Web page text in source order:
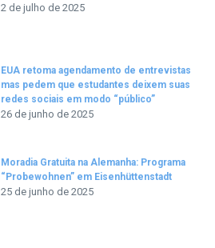
2 de julho de 2025
EUA retoma agendamento de entrevistas
mas pedem que estudantes deixem suas
redes sociais em modo “público”
26 de junho de 2025
Moradia Gratuita na Alemanha: Programa
“Probewohnen” em Eisenhüttenstadt
25 de junho de 2025